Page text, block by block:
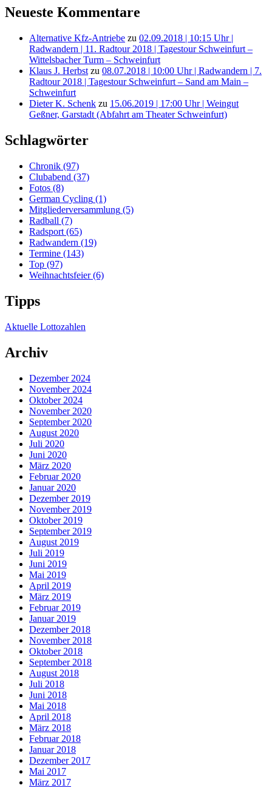
Neueste Kommentare
Alternative Kfz-Antriebe zu 02.09.2018 | 10:15 Uhr |
Radwandern | 11. Radtour 2018 | Tagestour Schweinfurt –
Wittelsbacher Turm – Schweinfurt
Klaus J. Herbst zu 08.07.2018 | 10:00 Uhr | Radwandern | 7.
Radtour 2018 | Tagestour Schweinfurt – Sand am Main –
Schweinfurt
Dieter K. Schenk zu 15.06.2019 | 17:00 Uhr | Weingut
Geßner, Garstadt (Abfahrt am Theater Schweinfurt)
Schlagwörter
Chronik (97)
Clubabend (37)
Fotos (8)
German Cycling (1)
Mitgliederversammlung (5)
Radball (7)
Radsport (65)
Radwandern (19)
Termine (143)
Top (97)
Weihnachtsfeier(6)
Tipps
Aktuelle Lottozahlen
Archiv
Dezember 2024
November 2024
Oktober 2024
November 2020
September 2020
August 2020
Juli 2020
Juni 2020
März 2020
Februar 2020
Januar 2020
Dezember 2019
November 2019
Oktober 2019
September 2019
August 2019
Juli 2019
Juni 2019
Mai 2019
April 2019
März 2019
Februar 2019
Januar 2019
Dezember 2018
November 2018
Oktober 2018
September 2018
August 2018
Juli 2018
Juni 2018
Mai 2018
April 2018
März 2018
Februar 2018
Januar 2018
Dezember 2017
Mai 2017
März 2017